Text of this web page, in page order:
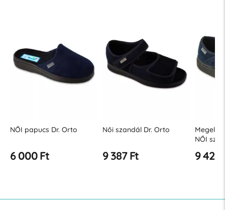
NŐI papucs Dr. Orto
6 000 Ft
Női szandál Dr. Orto
9 387 Ft
NŐI
9 423